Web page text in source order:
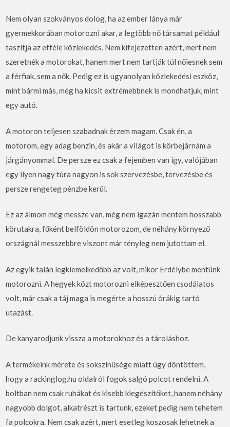
Nem olyan szokványos dolog, ha az ember lánya már
gyermekkorában motorozni akar, a legtöbb nő társamat például
taszítja az efféle közlekedés. Nem kifejezetten azért, mert nem
szeretnék a motorokat, hanem mert nem tartják túl nőiesnek sem
a férfiak, sem a nők. Pedig ez is ugyanolyan közlekedési eszköz,
mint bármi más, még ha kicsit extrémebbnek is mondhatjuk, mint
egy autó.
A motoron teljesen szabadnak érzem magam. Csak én, a
motorom, egy adag benzin, és akár a világot is körbejárnám a
járgányommal. De persze ez csak a fejemben van így, valójában
egy ilyen nagy túra nagyon is sok szervezésbe, tervezésbe és
persze rengeteg pénzbe kerül.
Ez az álmom még messze van, még nem igazán mentem hosszabb
körutakra, főként belföldön motorozom, de néhány környező
országnál messzebbre viszont már tényleg nem jutottam el.
Az egyik talán legkiemelkedőbb az volt, mikor Erdélybe mentünk
motorozni. A hegyek közt motorozni elképesztően csodálatos
volt, már csak a táj maga is megérte a hosszú órákig tartó
utazást.
De kanyarodjunk vissza a motorokhoz és a tároláshoz.
A termékeink mérete és sokszínűsége miatt úgy döntöttem,
hogy a rackinglog.hu oldalról fogok salgó polcot rendelni. A
boltban nem csak ruhákat és kisebb kiegészítőket, hanem néhány
nagyobb dolgot, alkatrészt is tartunk, ezeket pedig nem tehetem
fa polcokra. Nem csak azért, mert esetleg koszosak lehetnek a